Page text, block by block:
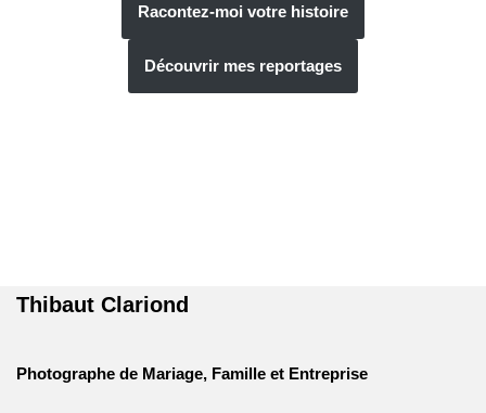
Racontez-moi votre histoire
Découvrir mes reportages
Thibaut Clariond
Photographe de Mariage, Famille et Entreprise